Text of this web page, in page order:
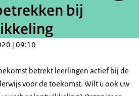
bij
| 09:10
betrekt leerlingen actief bij de
voor de toekomst. Wilt u ook uw